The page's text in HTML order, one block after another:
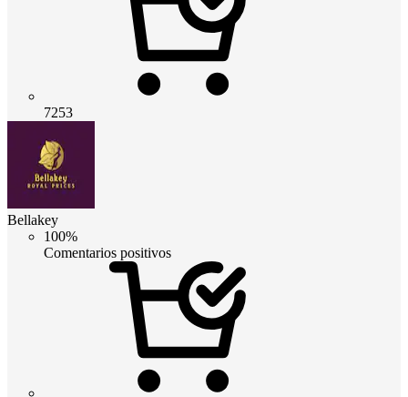
7253
Bellakey
100%
Comentarios positivos